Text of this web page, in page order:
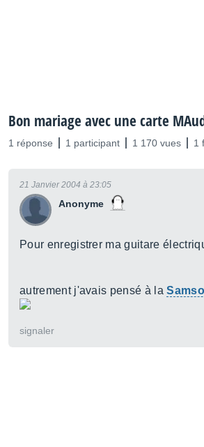
Bon mariage avec une carte
1 réponse 1 participant 1 170 vues 1
Anonyme
21 Janvier 2004 à 23:05
Pour enregistrer ma guitare
autrement j'avais pensé à la
signaler